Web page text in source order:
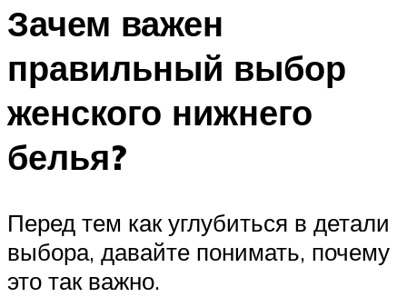
Зачем важен
правильный выбор
женского нижнего
белья?
Перед тем как углубиться в детали
выбора, давайте понимать, почему
это так важно.